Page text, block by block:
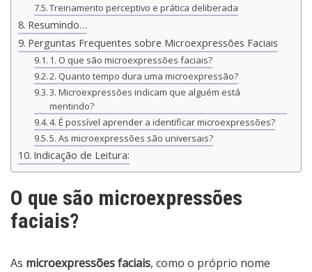
Treinamento perceptivo e prática deliberada
Resumindo…
Perguntas Frequentes sobre Microexpressões Faciais
1. O que são microexpressões faciais?
2. Quanto tempo dura uma microexpressão?
3. Microexpressões indicam que alguém está
mentindo?
4. É possível aprender a identificar microexpressões?
5. As microexpressões são universais?
Indicação de Leitura:
O que são microexpressões
faciais?
As microexpressões faciais, como o próprio nome